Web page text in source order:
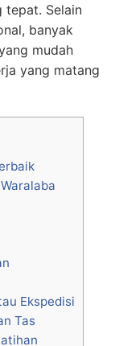
tepat. Selain
banyak
mudah
yang matang
Ekspedisi
Tas